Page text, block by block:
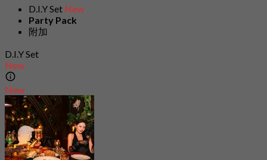
D.I.Y Set New
Party Pack
附加
D.I.Y Set
New
New